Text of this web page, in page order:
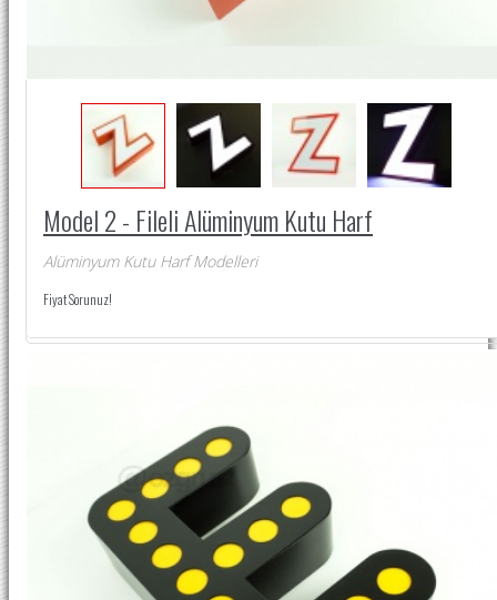
Model 2 - Fileli Alüminyum Kutu Harf
Alüminyum Kutu Harf Modelleri
Fiyat Sorunuz!